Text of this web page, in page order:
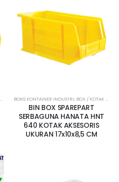
, HANATA,HANATA CONTAINER BOX
BOKS KONTAINER INDUSTRI, BOX / KOTAK AKSESORIS
BIN BOX SPAREPART
SERBAGUNA HANATA HNT
640 KOTAK AKSESORIS
UKURAN 17x10x8,5 CM